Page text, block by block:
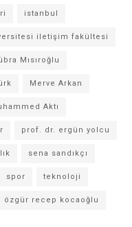
istanbul
iletişim fakültesi
Mısıroğlu
Merve Arkan
Aktı
prof. dr. ergün yolcu
sena sandıkçı
spor teknoloji
özgür recep kocaoğlu